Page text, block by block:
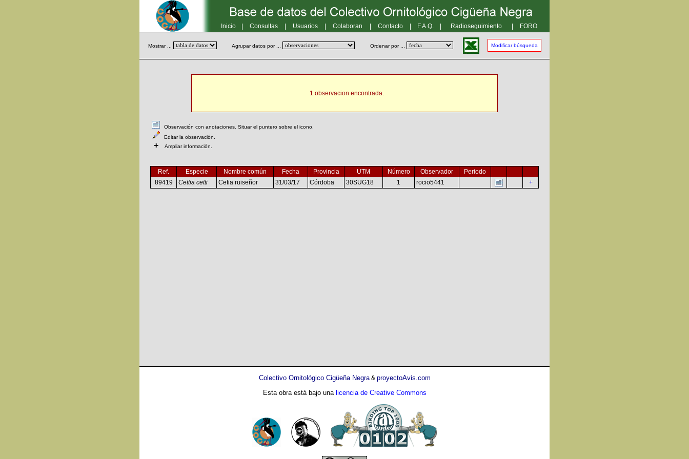
Inicio Consultas Usuarios Colaboran Contacto F.A.Q. Radioseguimiento FORO
Mostrar ... Agrupar datos por ... Ordenar por ... Modificar búsqueda
1 observacion encontrada.
Observación con anotaciones. Situar el puntero sobre el icono.
Editar la observación.
+ Ampliar información.
Ref. Especie Nombre común Fecha Provincia UTM Número Observador
Periodo
89419
Cettia cetti Cetia ruiseñor 31/03/17 Córdoba 30SUG18 1 rocio5441 +
Colectivo Ornitológico Cigüeña Negra& proyectoAvis.com
Esta obra está bajo una licencia de Creative Commons